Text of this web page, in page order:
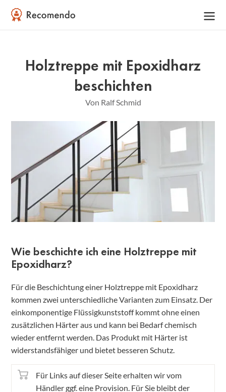
Holztreppe mit Epoxidharz
beschichten
Von Ralf Schmid
Wie beschichte ich eine Holztreppe mit
Epoxidharz?
Für die Beschichtung einer Holztreppe mit Epoxidharz
kommen zwei unterschiedliche Varianten zum Einsatz. Der
einkomponentige Flüssigkunststoff kommt ohne einen
zusätzlichen Härter aus und kann bei Bedarf chemisch
wieder entfernt werden. Das Produkt mit Härter ist
widerstandsfähiger und bietet besseren Schutz.
Für Links auf dieser Seite erhalten wir vom
Händler ggf. eine Provision. Für Sie bleibt der